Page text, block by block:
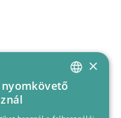
HUNGARIAN
×